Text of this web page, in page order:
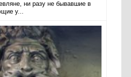
ни разу не бывавшие в
у...